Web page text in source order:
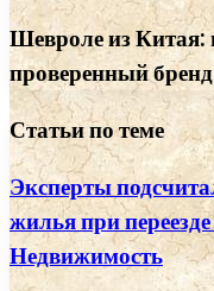
Шевроле из Китая:
проверенный бренд
Статьи по теме
Эксперты
жилья при
Недвижимость